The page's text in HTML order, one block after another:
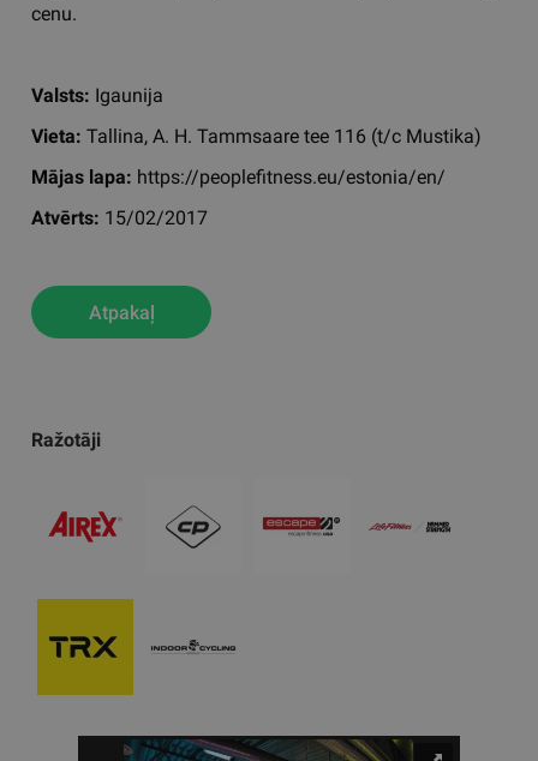
Ražotāji
cenu.
Valsts: Igaunija
Vieta:Tallina, A. H. Tammsaare tee 116 (t/c Mustika)
Mājas lapa: https://peoplefitness.eu/estonia/en/
Atvērts: 15/02/2017
Atpakaļ